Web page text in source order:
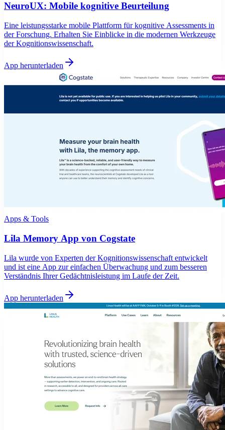
NeuroUX: Mobile kognitive Beurteilung
Eine leistungsstarke mobile Plattform für kognitive Assessments in
der Forschung. Erhalten Sie Einblicke in die modernen Werkzeuge
der Kognitionswissenschaft.
App herunterladen
Apps & Tools
Lila Memory App von Cogstate
Lila wurde von Experten der Kognitionswissenschaft entwickelt
und ist eine App zur einfachen Überwachung und zum besseren
Verständnis Ihrer Gedächtnisleistung im Laufe der Zeit.
App herunterladen